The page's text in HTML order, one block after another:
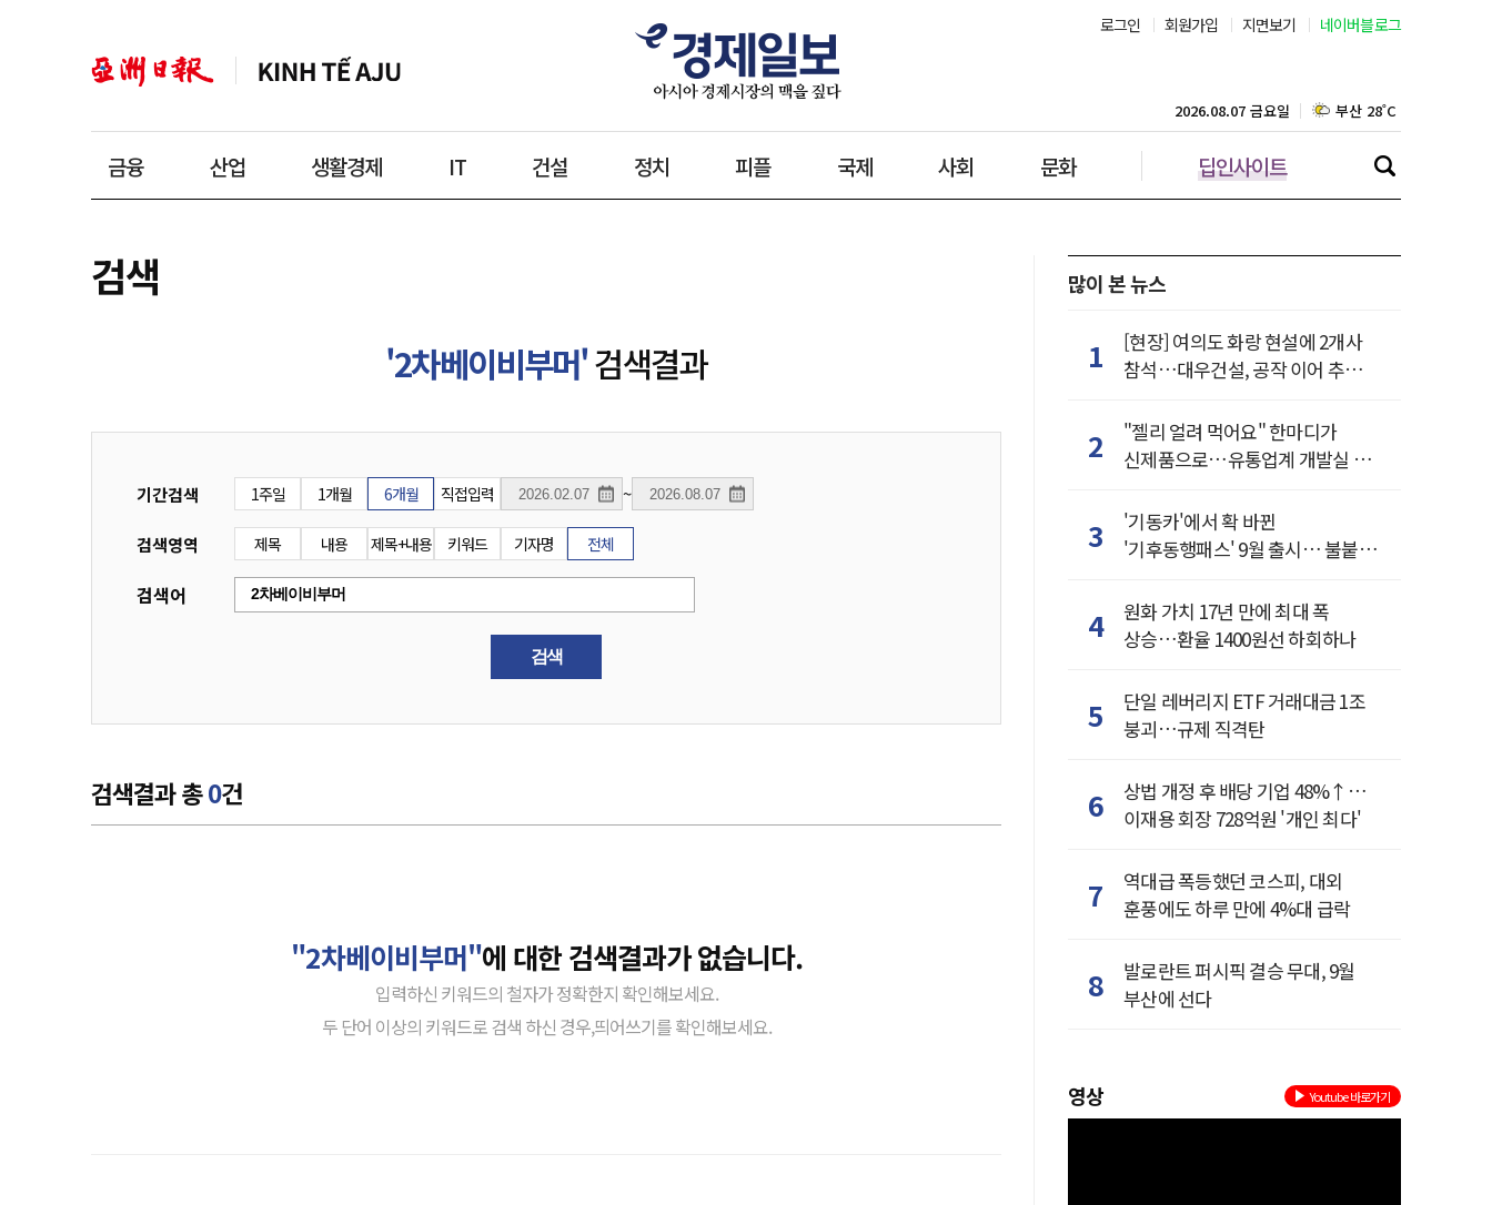
로그인 회원가입 지면보기 네이버블로그
금융 산업 생활경제 IT 건설 정치 피플 국제 사회 문화 딥인사이트
2026.08.07 금요일 대구 28˚C
인천 28˚C
울산 27˚C
검색
'2차베이비부머'검색결과
기간검색 1주일 1개월 6개월 직접입력 ~
검색영역 제목 내용 제목+내용 키워드 기자명 전체
검색어
검색
검색결과 총0건
"2차베이비부머"에 대한 검색결과가 없습니다.
입력하신 키워드의 철자가 정확한지 확인해보세요.
두 단어 이상의 키워드로 검색 하신 경우,띄어쓰기를 확인해보세요.
많이 본 뉴스
1
[현장] 여의도 화랑 현설에 2개사
참석…대우건설, 공작 이어 추가
2
"젤리 얼려 먹어요" 한마디가
신제품으로…유통업계 개발실 된
3
'기동카'에서 확 바뀐
'기후동행패스' 9월 출시… 불붙은
4
원화 가치 17년 만에 최대 폭
상승…환율 1400원선 하회하나
5
단일 레버리지 ETF 거래대금 1조
붕괴…규제 직격탄
6
상법 개정 후 배당 기업 48%↑…
이재용 회장 728억원 '개인 최다'
7
역대급 폭등했던 코스피, 대외
훈풍에도 하루 만에 4%대 급락
8
발로란트 퍼시픽 결승 무대, 9월
부산에 선다
영상 Youtube 바로가기